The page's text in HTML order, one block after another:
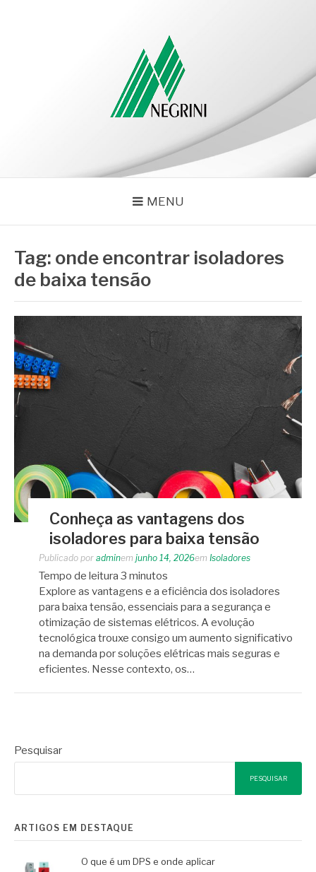
MENU
Tag: onde encontrar isoladores
de baixa tensão
Conheça as vantagens dos
isoladores para baixa tensão
Publicado por adminem junho 14, 2026em Isoladores
Tempo de leitura 3 minutos
Explore as vantagens e a eficiência dos isoladores
para baixa tensão, essenciais para a segurança e
otimização de sistemas elétricos. A evolução
tecnológica trouxe consigo um aumento significativo
na demanda por soluções elétricas mais seguras e
eficientes. Nesse contexto, os…
Pesquisar
PESQUISAR
ARTIGOS EM DESTAQUE
O que é um DPS e onde aplicar